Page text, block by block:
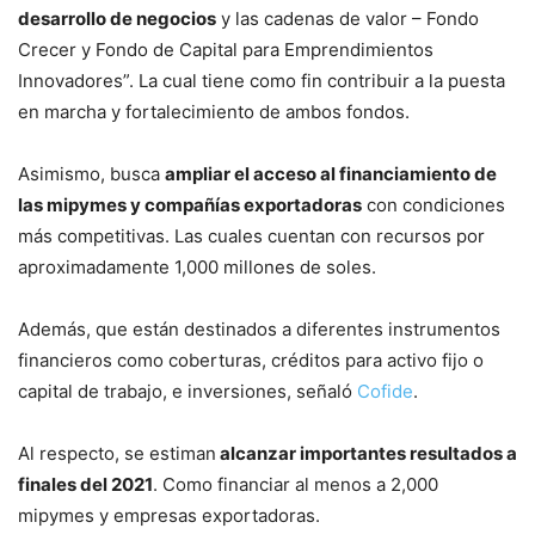
desarrollo de negocios y las cadenas de valor – Fondo
Crecer y Fondo de Capital para Emprendimientos
Innovadores”. La cual tiene como fin contribuir a la puesta
en marcha y fortalecimiento de ambos fondos.
Asimismo, busca ampliar el acceso al financiamiento de
las mipymes y compañías exportadoras con condiciones
más competitivas. Las cuales cuentan con recursos por
aproximadamente 1,000 millones de soles.
Además, que están destinados a diferentes instrumentos
financieros como coberturas, créditos para activo fijo o
capital de trabajo, e inversiones, señaló Cofide.
Al respecto, se estiman alcanzar importantes resultados a
finales del 2021. Como financiar al menos a 2,000
mipymes y empresas exportadoras.